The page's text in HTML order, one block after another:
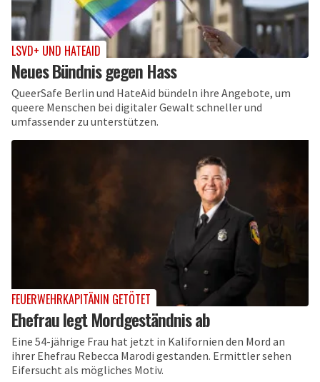
LSVD+ UND HATEAID
Neues Bündnis gegen Hass
QueerSafe Berlin und HateAid bündeln ihre Angebote, um
queere Menschen bei digitaler Gewalt schneller und
umfassender zu unterstützen.
FEUERWEHRKAPITÄNIN GETÖTET
Ehefrau legt Mordgeständnis ab
Eine 54-jährige Frau hat jetzt in Kalifornien den Mord an
ihrer Ehefrau Rebecca Marodi gestanden. Ermittler sehen
Eifersucht als mögliches Motiv.